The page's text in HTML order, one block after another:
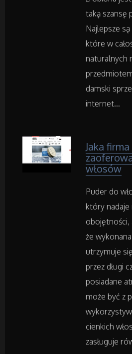
Samochody
Transport
Części
Wynajem
Materiały
Materiały
Inne
Imprezy
Hobby
taką szansę
Najlepsze
które w
naturalnych
damski
internet...
Jaka
włosów
Puder do
który nadaje
obojętności,
że
utrzymuje
przez długi
posiadane
może być z
cienkich
zasługuje